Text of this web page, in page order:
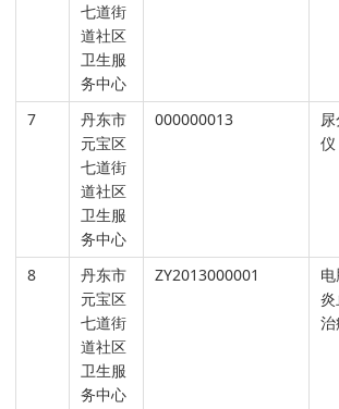
七道街
道社区
卫生服
务中心
7
丹东市
元宝区
七道街
道社区
卫生服
务中心
000000013
仪
8
丹东市
元宝区
七道街
道社区
卫生服
务中心
ZY2013000001
炎
治